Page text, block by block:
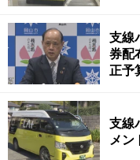
支線
券配
正予
支線
メ